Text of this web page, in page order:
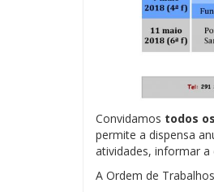
Convidamos todos
permite a dispensa
atividades, informar
A Ordem de